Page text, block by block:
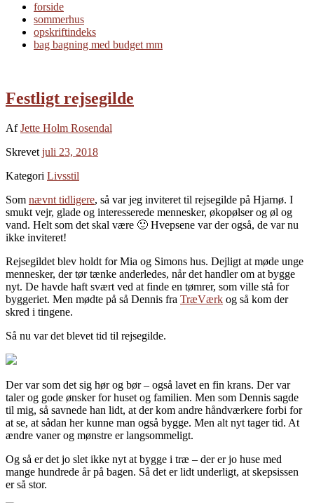
forside
sommerhus
opskriftindeks
bag bagning med budget mm
Festligt rejsegilde
AfJette Holm Rosendal
Skrevet juli 23, 2018
Kategori Livsstil
Som nævnt tidligere, så var jeg inviteret til rejsegilde på Hjarnø. I
smukt vejr, glade og interesserede mennesker, økopølser og øl og
vand. Helt som det skal være 🙂 Hvepsene var der også, de var nu
ikke inviteret!
Rejsegildet blev holdt for Mia og Simons hus. Dejligt at møde unge
mennesker, der tør tænke anderledes, når det handler om at bygge
nyt. De havde haft svært ved at finde en tømrer, som ville stå for
byggeriet. Men mødte på så Dennis fra TræVærk og så kom der
skred i tingene.
Så nu var det blevet tid til rejsegilde.
Der var som det sig hør og bør – også lavet en fin krans. Der var
taler og gode ønsker for huset og familien. Men som Dennis sagde
til mig, så savnede han lidt, at der kom andre håndværkere forbi for
at se, at sådan her kunne man også bygge. Men alt nyt tager tid. At
ændre vaner og mønstre er langsommeligt.
Og så er det jo slet ikke nyt at bygge i træ – der er jo huse med
mange hundrede år på bagen. Så det er lidt underligt, at skepsissen
er så stor.